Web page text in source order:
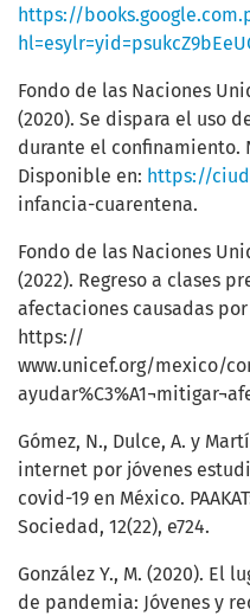
https://
Fondo de las Naciones
(2020). Se dispara el uso
durante el confinamiento.
Disponible en: https://
infancia-cuarentena.
Fondo de las Naciones
(2022). Regreso a clases
afectaciones causadas
https://
www.unicef.org/mexico/
Gómez, N., Dulce, A. y
internet por jóvenes
covid-19 en México.
Sociedad, 12(22), e724.
González Y., M. (2020). El
de pandemia: Jóvenes y